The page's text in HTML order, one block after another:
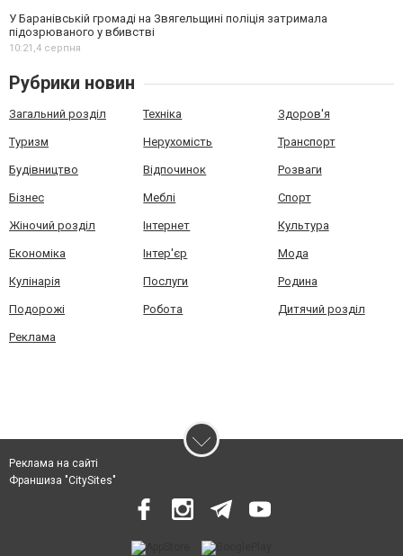
У Баранівській громаді на Звягельщині поліція затримала
підозрюваного у вбивстві
10:21, 4 серпня
Рубрики новин
Загальний розділ Техніка Здоров'я
Туризм Нерухомість Транспорт
Будівництво Відпочинок Розваги
Бізнес Меблі Спорт
Жіночий розділ Інтернет Культура
Економіка Інтер'єр Мода
Кулінарія Послуги Родина
Подорожі Робота Дитячий розділ
Реклама
Реклама на сайті
Франшиза "CitySites"